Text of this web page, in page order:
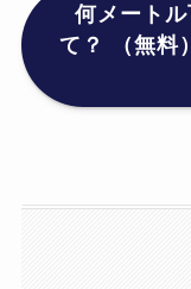
何メート
て？ （無料